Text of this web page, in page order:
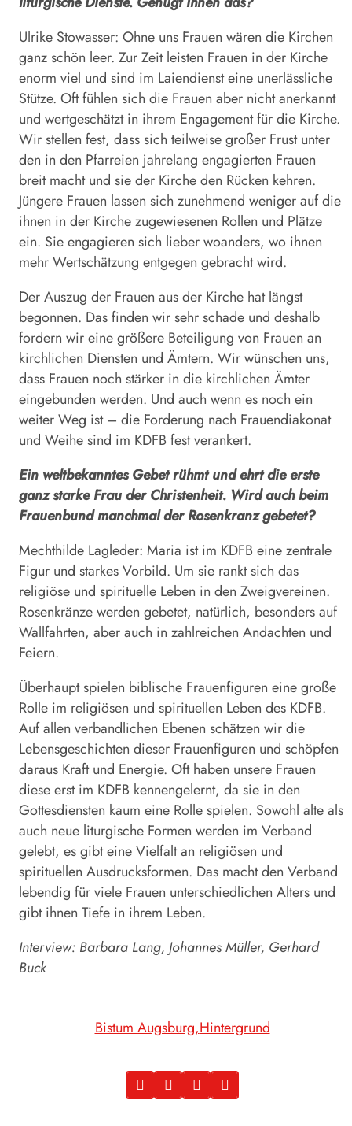
Ulrike Stowasser: Ohne uns Frauen wären die Kirchen
ganz schön leer. Zur Zeit leisten Frauen in der Kirche
enorm viel und sind im Laiendienst eine unerlässliche
Stütze. Oft fühlen sich die Frauen aber nicht anerkannt
und wertgeschätzt in ihrem Engagement für die Kirche.
Wir stellen fest, dass sich teilweise großer Frust unter
den in den Pfarreien jahrelang engagierten Frauen
breit macht und sie der Kirche den Rücken kehren.
Jüngere Frauen lassen sich zunehmend weniger auf die
ihnen in der Kirche zugewiesenen Rollen und Plätze
ein. Sie engagieren sich lieber woanders, wo ihnen
mehr Wertschätzung entgegen gebracht wird.
Der Auszug der Frauen aus der Kirche hat längst
begonnen. Das finden wir sehr schade und deshalb
fordern wir eine größere Beteiligung von Frauen an
kirchlichen Diensten und Ämtern. Wir wünschen uns,
dass Frauen noch stärker in die kirchlichen Ämter
eingebunden werden. Und auch wenn es noch ein
weiter Weg ist – die Forderung nach Frauendiakonat
und Weihe sind im KDFB fest verankert.
Ein weltbekanntes Gebet rühmt und ehrt die erste
ganz starke Frau der Christenheit. Wird auch beim
Frauenbund manchmal der Rosenkranz gebetet?
Mechthilde Lagleder: Maria ist im KDFB eine zentrale
Figur und starkes Vorbild. Um sie rankt sich das
religiöse und spirituelle Leben in den Zweigvereinen.
Rosenkränze werden gebetet, natürlich, besonders auf
Wallfahrten, aber auch in zahlreichen Andachten und
Feiern.
Überhaupt spielen biblische Frauenfiguren eine große
Rolle im religiösen und spirituellen Leben des KDFB.
Auf allen verbandlichen Ebenen schätzen wir die
Lebensgeschichten dieser Frauenfiguren und schöpfen
daraus Kraft und Energie. Oft haben unsere Frauen
diese erst im KDFB kennengelernt, da sie in den
Gottesdiensten kaum eine Rolle spielen. Sowohl alte als
auch neue liturgische Formen werden im Verband
gelebt, es gibt eine Vielfalt an religiösen und
spirituellen Ausdrucksformen. Das macht den Verband
lebendig für viele Frauen unterschiedlichen Alters und
gibt ihnen Tiefe in ihrem Leben.
Interview: Barbara Lang, Johannes Müller, Gerhard
Buck
Bistum Augsburg Hintergrund